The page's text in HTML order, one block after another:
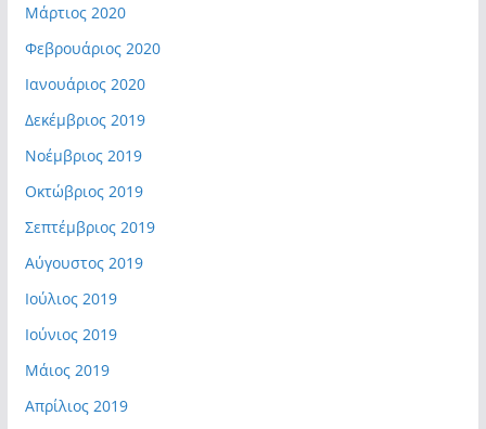
Μάρτιος 2020
Φεβρουάριος 2020
Ιανουάριος 2020
Δεκέμβριος 2019
Νοέμβριος 2019
Οκτώβριος 2019
Σεπτέμβριος 2019
Αύγουστος 2019
Ιούλιος 2019
Ιούνιος 2019
Μάιος 2019
Απρίλιος 2019